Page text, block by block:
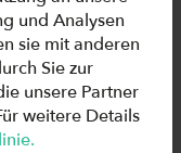
und Analysen
sie mit anderen
Sie zur
unsere Partner
weitere Details